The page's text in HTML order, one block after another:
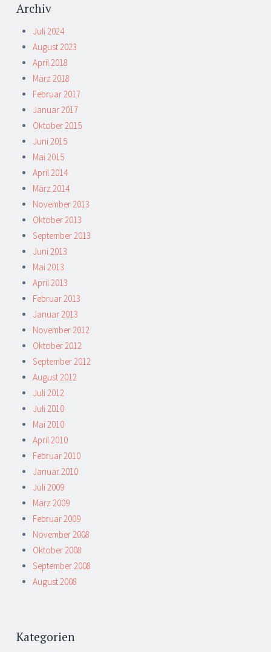
Archiv
Juli 2024
August 2023
April 2018
März 2018
Februar 2017
Januar 2017
Oktober 2015
Juni 2015
Mai 2015
April 2014
März 2014
November 2013
Oktober 2013
September 2013
Juni 2013
Mai 2013
April 2013
Februar 2013
Januar 2013
November 2012
Oktober 2012
September 2012
August 2012
Juli 2012
Juli 2010
Mai 2010
April 2010
Februar 2010
Januar 2010
Juli 2009
März 2009
Februar 2009
November 2008
Oktober 2008
September 2008
August 2008
Kategorien